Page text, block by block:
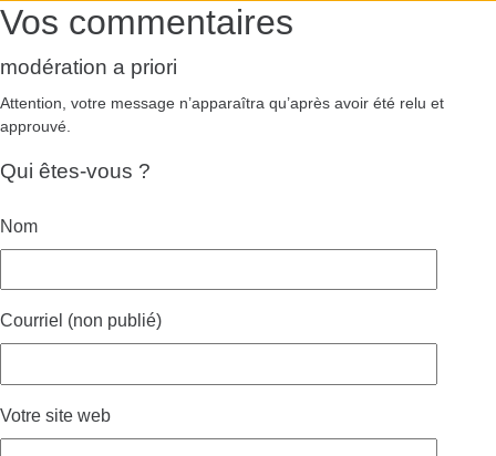
Vos commentaires
modération a priori
Attention, votre message n’apparaîtra qu’après avoir été relu et
approuvé.
Qui êtes-vous ?
Nom
Courriel (non publié)
Votre site web